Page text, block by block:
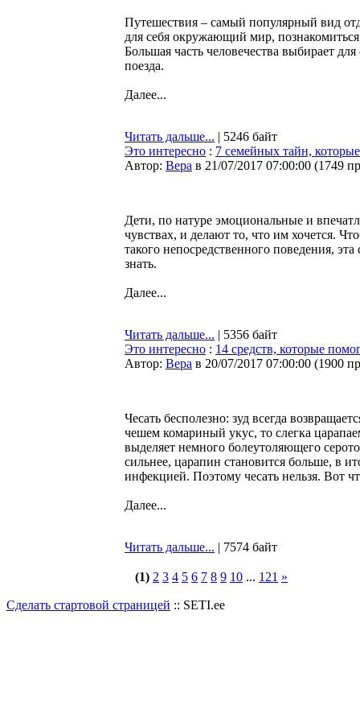
Путешествия – самый популярный вид
для себя окружающий мир,
Большая часть человечества выбирает
поезда.
Далее...
Читать дальше... | 5246 байт
Это интересно : 7 семейных тайн,
Автор: Bepa в 21/07/2017 07:00:00 (1749
Дети, по натуре эмоциональные и
чувствах, и делают то, что им хочется.
такого непосредственного поведения,
знать.
Далее...
Читать дальше... | 5356 байт
Это интересно : 14 средств, которые
Автор: Bepa в 20/07/2017 07:00:00 (1900
Чесать бесполезно: зуд всегда
чешем комариный укус, то слегка
выделяет немного болеутоляющего
сильнее, царапин становится больше, в
инфекцией. Поэтому чесать нельзя. Вот
Далее...
Читать дальше... | 7574 байт
(1) 2 3 4 5 6 7 8 9 10 ... 121 »
Сделать стартовой страницей :: SETI.ee